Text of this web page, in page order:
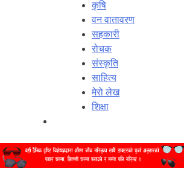
कृषि
वन वातावरण
सहकारी
रोचक
संस्कृति
साहित्य
मेरो लेख
शिक्षा